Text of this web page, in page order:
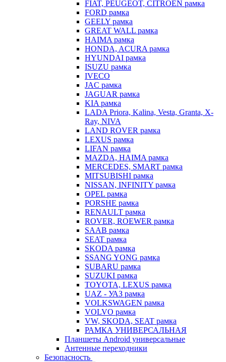
FIAT, PEUGEOT, CITROEN рамка
FORD рамка
GEELY рамка
GREAT WALL рамка
HAIMA рамка
HONDA, ACURA рамка
HYUNDAI рамка
ISUZU рамка
IVECO
JAC рамка
JAGUAR рамка
KIA рамка
LADA Priora, Kalina, Vesta, Granta, X-
Ray, NIVA
LAND ROVER рамка
LEXUS рамка
LIFAN рамка
MAZDA, HAIMA рамка
MERCEDES, SMART рамка
MITSUBISHI рамка
NISSAN, INFINITY рамка
OPEL рамка
PORSHE рамка
RENAULT рамка
ROVER, ROEWER рамка
SAAB рамка
SEAT рамка
SKODA рамка
SSANG YONG рамка
SUBARU рамка
SUZUKI рамка
TOYOTA, LEXUS рамка
UAZ - УАЗ рамка
VOLKSWAGEN рамка
VOLVO рамка
VW, SKODA, SEAT рамка
РАМКА УНИВЕРСАЛЬНАЯ
Планшеты Android универсальные
Антенные переходники
Безопасность